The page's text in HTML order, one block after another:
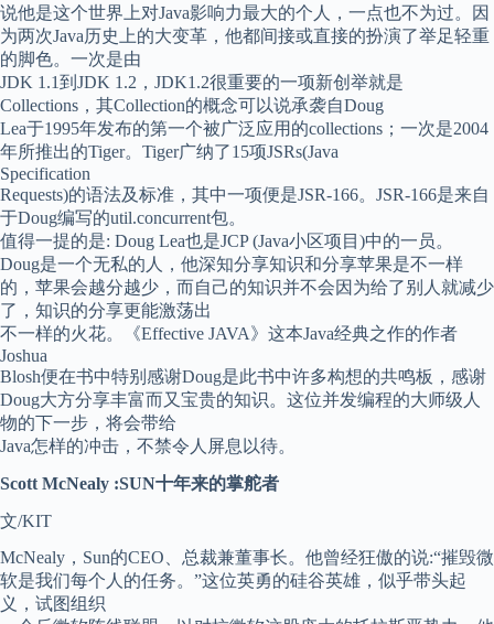
说他是这个世界上对Java影响力最大的个人，一点也不为过。因
为两次Java历史上的大变革，他都间接或直接的扮演了举足轻重
的脚色。一次是由
JDK 1.1到JDK 1.2，JDK1.2很重要的一项新创举就是
Collections，其Collection的概念可以说承袭自Doug
Lea于1995年发布的第一个被广泛应用的collections；一次是2004
年所推出的Tiger。Tiger广纳了15项JSRs(Java
Specification
Requests)的语法及标准，其中一项便是JSR-166。JSR-166是来自
于Doug编写的util.concurrent包。
值得一提的是: Doug Lea也是JCP (Java小区项目)中的一员。
Doug是一个无私的人，他深知分享知识和分享苹果是不一样
的，苹果会越分越少，而自己的知识并不会因为给了别人就减少
了，知识的分享更能激荡出
不一样的火花。《Effective JAVA》这本Java经典之作的作者
Joshua
Blosh便在书中特别感谢Doug是此书中许多构想的共鸣板，感谢
Doug大方分享丰富而又宝贵的知识。这位并发编程的大师级人
物的下一步，将会带给
Java怎样的冲击，不禁令人屏息以待。
Scott McNealy :SUN十年来的掌舵者
文/KIT
McNealy，Sun的CEO、总裁兼董事长。他曾经狂傲的说:“摧毁微
软是我们每个人的任务。”这位英勇的硅谷英雄，似乎带头起
义，试图组织